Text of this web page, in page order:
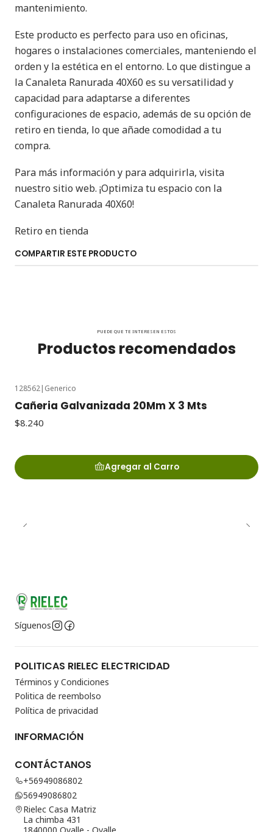
mantenimiento.
Este producto es perfecto para uso en oficinas,
hogares o instalaciones comerciales, manteniendo el
orden y la estética en el entorno. Lo que distingue a
la Canaleta Ranurada 40X60 es su versatilidad y
capacidad para adaptarse a diferentes
configuraciones de espacio, además de su opción de
retiro en tienda, lo que añade comodidad a tu
compra.
Para más información y para adquirirla, visita
nuestro sitio web. ¡Optimiza tu espacio con la
Canaleta Ranurada 40X60!
Retiro en tienda
COMPARTIR ESTE PRODUCTO
PUEDE QUE TE INTERESEN ESTOS
Productos recomendados
128562| Generico
Cañeria Galvanizada 20Mm X 3 Mts
$8.240
Agregar al Carro
Síguenos
POLITICAS RIELEC ELECTRICIDAD
Términos y Condiciones
Politica de reembolso
Política de privacidad
INFORMACIÓN
CONTÁCTANOS
+56949086802
56949086802
Rielec Casa Matriz
La chimba 431